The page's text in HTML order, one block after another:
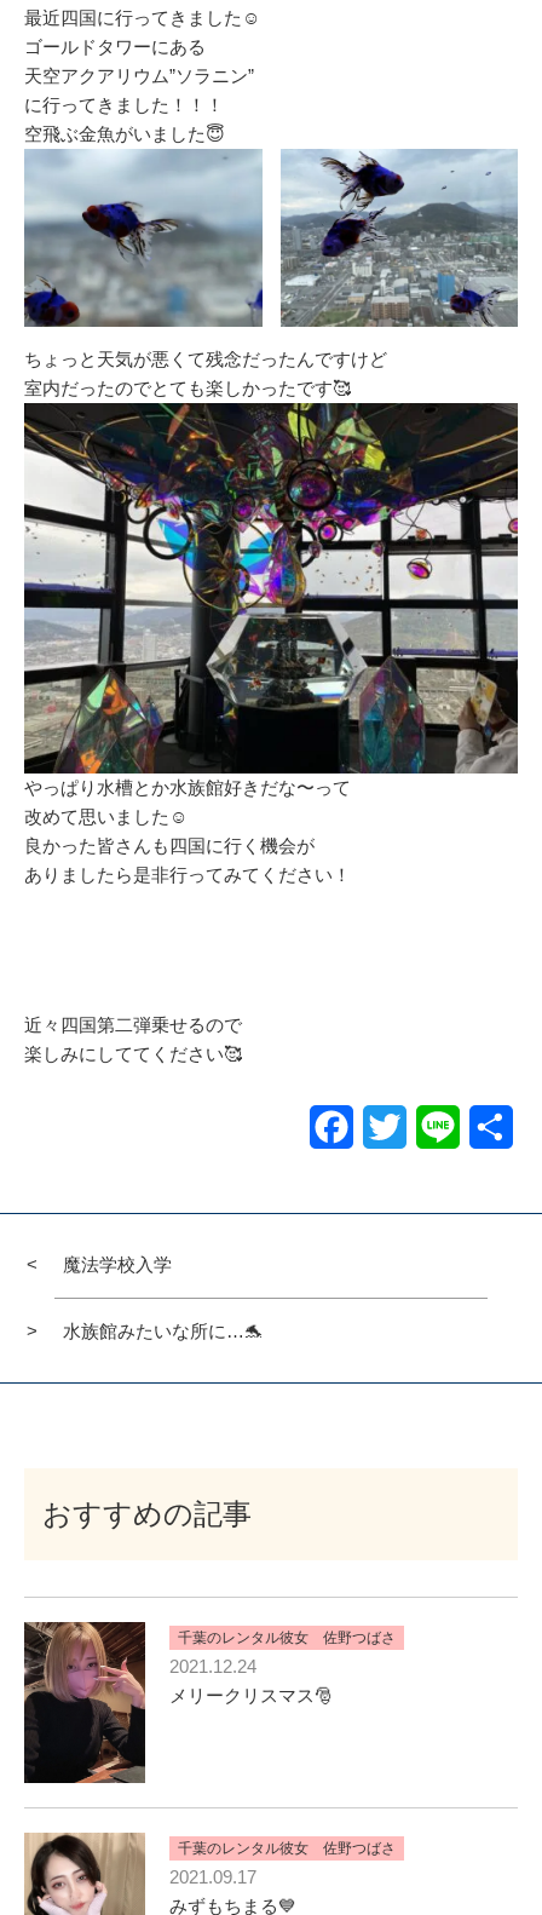
最近四国に行ってきました☺️
ゴールドタワーにある
天空アクアリウム”ソラニン”
に行ってきました！！！
空飛ぶ金魚がいました😇
ちょっと天気が悪くて残念だったんですけど
室内だったのでとても楽しかったです🥰
やっぱり水槽とか水族館好きだな〜って
改めて思いました☺️
良かった皆さんも四国に行く機会が
ありましたら是非行ってみてください！
近々四国第二弾乗せるので
楽しみにしててください🥰
Facebook
Twitter Line
魔法学校入学
水族館みたいな所に…🐬
おすすめの記事
千葉のレンタル彼女 佐野つばさ
2021.12.24
メリークリスマス🎅
千葉のレンタル彼女 佐野つばさ
2021.09.17
みずもちまる💙